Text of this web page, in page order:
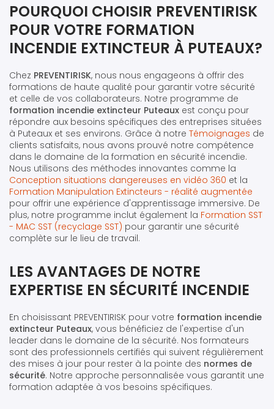
POURQUOI CHOISIR PREVENTIRISK
POUR VOTRE FORMATION
INCENDIE EXTINCTEUR À PUTEAUX?
Chez PREVENTIRISK, nous nous engageons à offrir des
formations de haute qualité pour garantir votre sécurité
et celle de vos collaborateurs. Notre programme de
formation incendie extincteur Puteaux est conçu pour
répondre aux besoins spécifiques des entreprises situées
à Puteaux et ses environs. Grâce à notre Témoignages de
clients satisfaits, nous avons prouvé notre compétence
dans le domaine de la formation en sécurité incendie.
Nous utilisons des méthodes innovantes comme la
Conception situations dangereuses en vidéo 360 et la
Formation Manipulation Extincteurs - réalité augmentée
pour offrir une expérience d'apprentissage immersive. De
plus, notre programme inclut également la Formation SST
- MAC SST (recyclage SST) pour garantir une sécurité
complète sur le lieu de travail.
LES AVANTAGES DE NOTRE
EXPERTISE EN SÉCURITÉ INCENDIE
En choisissant PREVENTIRISK pour votre formation incendie
extincteur Puteaux, vous bénéficiez de l'expertise d'un
leader dans le domaine de la sécurité. Nos formateurs
sont des professionnels certifiés qui suivent régulièrement
des mises à jour pour rester à la pointe des normes de
sécurité. Notre approche personnalisée vous garantit une
formation adaptée à vos besoins spécifiques.